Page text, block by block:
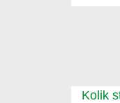
Kolik